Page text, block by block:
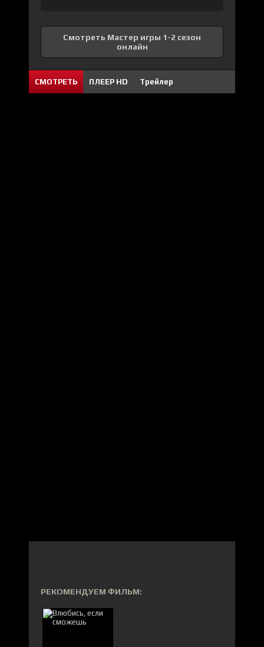
Смотреть Мастер игры 1-2 сезон
онлайн
СМОТРЕТЬ ПЛЕЕР HD Трейлер
РЕКОМЕНДУЕМ ФИЛЬМ: